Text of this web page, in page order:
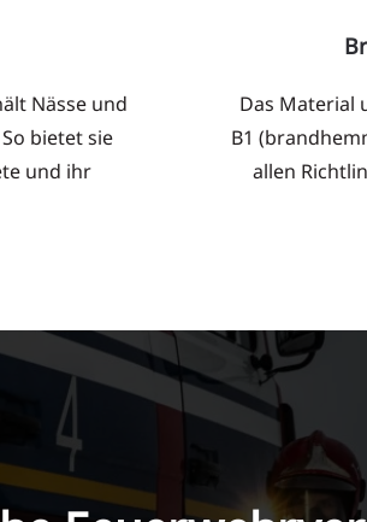
Nässe und
bietet sie
und ihr
Das Material
B1
allen